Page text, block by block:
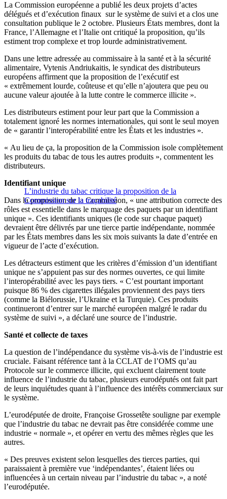
La Commission européenne a publié les deux projets d’actes
délégués et d’exécution finaux sur le système de suivi et a clos une
consultation publique le 2 octobre. Plusieurs États membres, dont la
France, l’Allemagne et l’Italie ont critiqué la proposition, qu’ils
estiment trop complexe et trop lourde administrativement.
Dans une lettre adressée au commissaire à la santé et à la sécurité
alimentaire, Vytenis Andriukaitis, le syndicat des distributeurs
européens affirment que la proposition de l’exécutif est
« extrêmement lourde, coûteuse et qu’elle n’ajoutera que peu ou
aucune valeur ajoutée à la lutte contre le commerce illicite ».
Les distributeurs estiment pour leur part que la Commission a
totalement ignoré les normes internationales, qui sont le seul moyen
de « garantir l’interopérabilité entre les États et les industries ».
« Au lieu de ça, la proposition de la Commission isole complètement
les produits du tabac de tous les autres produits », commentent les
distributeurs.
L’industrie du tabac critique la proposition de la
Commission sur la traçabilité
Identifiant unique
Dans la proposition de la Commission, « une attribution correcte des
rôles est essentielle dans le marquage des paquets par un identifiant
unique ». Ces identifiants uniques (le code sur chaque paquet)
devraient être délivrés par une tierce partie indépendante, nommée
par les États membres dans les six mois suivants la date d’entrée en
vigueur de l’acte d’exécution.
Les détracteurs estiment que les critères d’émission d’un identifiant
unique ne s’appuient pas sur des normes ouvertes, ce qui limite
l’interopérabilité avec les pays tiers. « C’est pourtant important
puisque 86 % des cigarettes illégales proviennent des pays tiers
(comme la Biélorussie, l’Ukraine et la Turquie). Ces produits
continueront d’entrer sur le marché européen malgré le radar du
système de suivi », a déclaré une source de l’industrie.
Santé et collecte de taxes
La question de l’indépendance du système vis-à-vis de l’industrie est
cruciale. Faisant référence tant à la CCLAT de l’OMS qu’au
Protocole sur le commerce illicite, qui excluent clairement toute
influence de l’industrie du tabac, plusieurs eurodéputés ont fait part
de leurs inquiétudes quant à l’influence des intérêts commerciaux sur
le système.
L’eurodéputée de droite, Françoise Grossetête souligne par exemple
que l’industrie du tabac ne devrait pas être considérée comme une
industrie « normale », et opérer en vertu des mêmes règles que les
autres.
« Des preuves existent selon lesquelles des tierces parties, qui
paraissaient à première vue ‘indépendantes’, étaient liées ou
influencées à un certain niveau par l’industrie du tabac », a noté
l’eurodéputée.